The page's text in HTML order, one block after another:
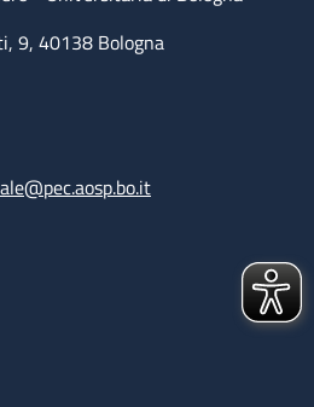
9, 40138 Bologna